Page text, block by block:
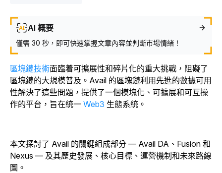
AI 概要
僅需 30 秒，即可快速掌握文章內容並判斷市場情緒！
區塊鏈技術面臨着可擴展性和碎片化的重大挑戰，阻礙了
區塊鏈的大規模普及。Avail 的區塊鏈利用先進的數據可用
性解決了這些問題，提供了一個模塊化、可擴展和可互操
作的平台，旨在統一 Web3 生態系統。
本文探討了 Avail 的關鍵組成部分 — Avail DA、Fusion 和
Nexus — 及其歷史發展、核心目標、運營機制和未來路線
圖。